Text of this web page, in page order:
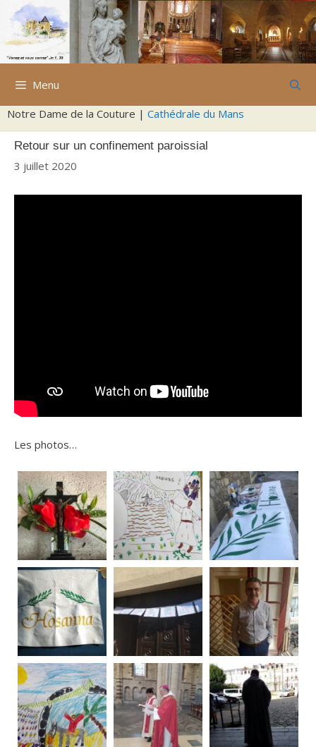
Aller
contenu
Menu
Notre Dame de la Couture | Cathédrale du Mans
Retour sur un confinement paroissial
3 juillet 2020
Les photos…